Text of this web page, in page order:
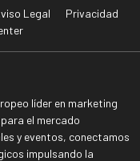
Legal
Privacidad
líder en marketing
el mercado
y eventos, conectamos
impulsando la